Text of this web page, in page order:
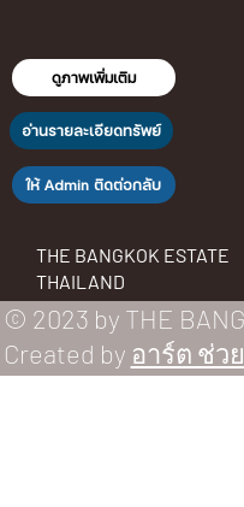
อ่านรายละเอียดทรัพย์
ดูภาพเพิ่มเติม
ให้ Admin ติดต่อกลับ
THE BANGKOK ESTATE
THAILAND
© 2023 by THE
Created by อาร์ต ช่ว